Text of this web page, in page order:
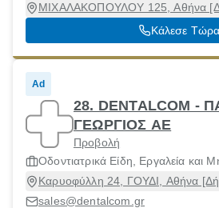
ΜΙΧΑΛΑΚΟΠΟΥΛΟΥ 125, Αθήνα
Κάλεσε Τώρα
Ad
28. DENTALCOM -
ΓΕΩΡΓΙΟΣ ΑΕ
Προβολή
Οδοντιατρικά Είδη, Εργαλεία και
Καρυοφύλλη 24, ΓΟΥΔΙ, Αθήνα
sales@dentalcom.gr